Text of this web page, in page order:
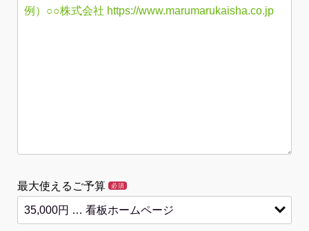
最大使えるご予算 必須